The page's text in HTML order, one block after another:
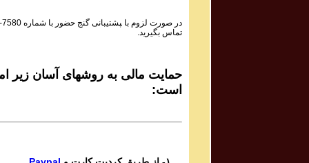
GanjeHozour #1052 Program
GanjeHozour #1051 Program
GanjeHozour #1050 Program
Parviz Shahbazi - پرویز شهبازی
در صورت لزوم با ‍پشتیبانی گنج حضور با شماره 7580
تماس بگیرید.
حمایت مالی به روشهای آسان زیر
است: